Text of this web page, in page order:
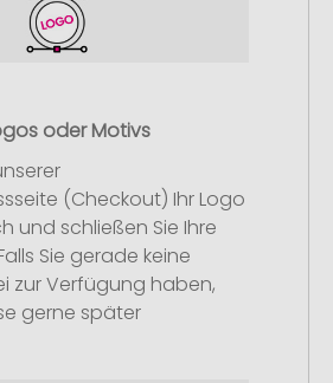
oder Motivs
(Checkout) Ihr Logo
und schließen Sie Ihre
Sie gerade keine
zur Verfügung haben,
gerne später